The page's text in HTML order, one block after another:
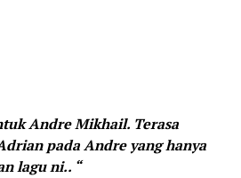
Andre Mikhail. Terasa
pada Andre yang hanya
lagu ni.. “